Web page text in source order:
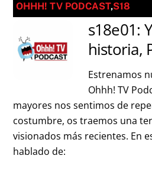
OHHH! TV PODCAST,S18
s18e01:
historia,
Estrenamos
Ohhh! TV
mayores nos sentimos de
costumbre, os traemos una
visionados más recientes. En
hablado de: